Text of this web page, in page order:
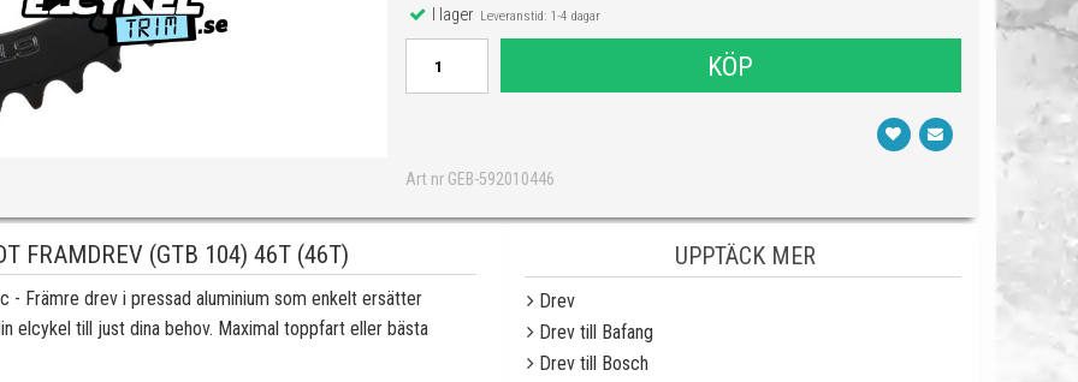
I lagerLeveranstid: 1-4 dagar
KÖP
Art nr GEB-592010446
FRAMDREV (GTB 104) 46T (46T)
- Främre drev i pressad aluminium som enkelt ersätter
elcykel till just dina behov. Maximal toppfart eller bästa
UPPTÄCK MER
Drev
Drev till Bafang
Drev till Bosch